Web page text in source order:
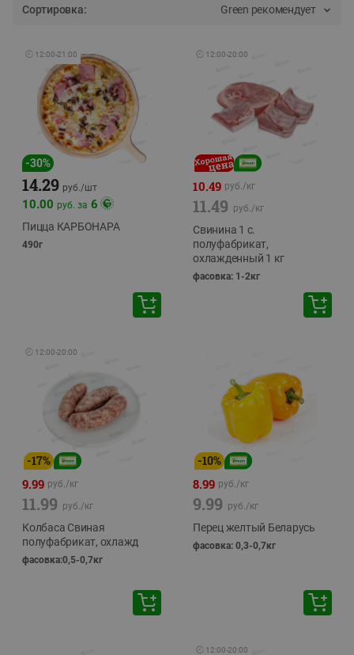
Сортировка: Green рекомендует
🕘 12:00-21:00
-30%
14.29 руб./шт
10.00 руб. за 6
Пицца КАРБОНАРА
490г
🕘 12:00-20:00
10.49 руб./кг
11.49 руб./кг
Свинина 1 с.
полуфабрикат,
охлажденный 1 кг
фасовка: 1-2кг
🕘 12:00-20:00
-17%
9.99 руб./кг
11.99 руб./кг
Колбаса Свиная
полуфабрикат, охлажд
фасовка:0,5-0,7кг
-10%
8.99 руб./кг
9.99 руб./кг
Перец желтый Беларусь
фасовка: 0,3-0,7кг
🕘 12:00-20:00